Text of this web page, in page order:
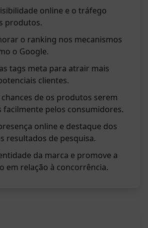
online e o tráfego
produtos.
o ranking nos mecanismos
o Google.
tags meta para atrair mais
clientes.
de os produtos serem
facilmente pelos consumidores.
online e destaque dos
resultados de pesquisa.
da marca e promove a
em relação à concorrência.